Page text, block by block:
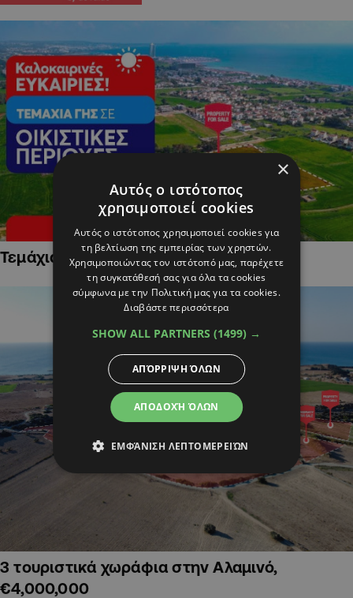
Τεμάχια Γης σε Οικιστικές Περιοχές
3 τουριστικά χωράφια στην Αλαμινό,
€4,000,000
×
Αυτός ο ιστότοπος
χρησιμοποιεί cookies
Αυτός ο ιστότοπος χρησιμοποιεί cookies για
τη βελτίωση της εμπειρίας των χρηστών.
Χρησιμοποιώντας τον ιστότοπό μας, παρέχετε
τη συγκατάθεσή σας για όλα τα cookies
σύμφωνα με την Πολιτική μας για τα cookies.
Διαβάστε περισσότερα
SHOW ALL PARTNERS (1499) →
ΑΠΟΔΟΧΉ ΌΛΩΝ
ΑΠΌΡΡΙΨΗ ΌΛΩΝ
ΕΜΦΆΝΙΣΗ ΛΕΠΤΟΜΕΡΕΙΏΝ